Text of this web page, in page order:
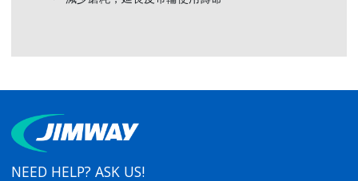
NEED HELP? ASK US!